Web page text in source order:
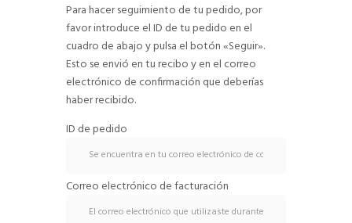
Para hacer seguimiento de tu pedido, por
favor introduce el ID de tu pedido en el
cuadro de abajo y pulsa el botón «Seguir».
Esto se envió en tu recibo y en el correo
electrónico de confirmación que deberías
haber recibido.
ID de pedido
Correo electrónico de facturación